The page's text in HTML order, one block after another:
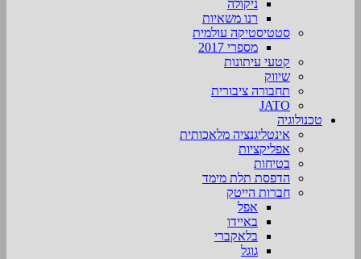
ניקולה
רנו משאיות
סטטיסטיקה עולמית
מספרי 2017
קטעי עיתונות
שיווק
תחבורה ציבורית
JATO
טכנולוגיה
אינטליגנציה מלאכותית
אפליקציות
בטיחות
הדפסת תלת מימד
חברות הייטק
אפל
באיידו
בלאקברי
גוגל